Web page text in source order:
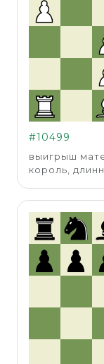
#10499
выигрыш
король,